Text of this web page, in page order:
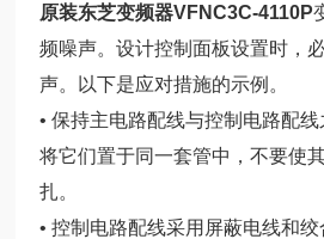
原装东芝变频器VFNC3C-4110P
频噪声。设计控制面板设置时，
声。以下是应对措施的示例。
• 保持主电路配线与控制电路配
将它们置于同一套管中，不要使
扎。
• 控制电路配线采用屏蔽电线和绞